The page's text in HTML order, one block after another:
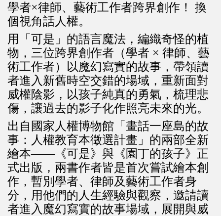
學者×律師、藝術工作者跨界創作！ 換
個視角話人權。
用「可是」的語言魔法，編織奇怪的植
物，三位跨界創作者（學者 × 律師、藝
術工作者）以魔幻寫實的故事，帶領讀
者進入新舊時空交錯的場域，重新面對
威權陰影，以孩子純真的勇氣，梳理悲
傷，讓過去的影子化作照亮未來的光。
出自國家人權博物館「畫話一座島的故
事：人權教育本徵選計畫」的兩部全新
繪本——《可是》與《園丁的孩子》正
式出版，兩書作者皆是首次嘗試繪本創
作，暫別學者、律師及藝術工作者身
分，用他們的人生經驗與觀察，邀請讀
者進入魔幻寫實的故事場域，展開與威